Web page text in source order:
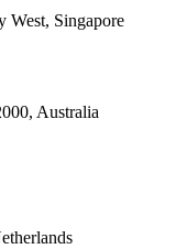
West, Singapore
Australia